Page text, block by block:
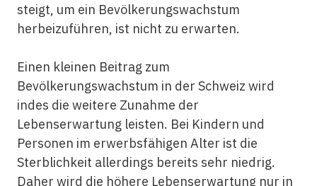
steigt, um ein Bevölkerungs­wachstum
herbeizuführen, ist nicht zu erwarten.
Einen kleinen Beitrag zum
Bevölkerungswachstum in der Schweiz wird
indes die weitere Zunahme der
Lebenserwartung leisten. Bei Kindern und
Personen im erwerbsfähigen Alter ist die
Sterblichkeit allerdings bereits sehr niedrig.
Daher wird die höhere Lebenserwartung nur in